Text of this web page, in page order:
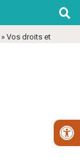

» Vos droits et